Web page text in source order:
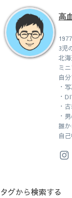
高
3児
北
ミ
自
・
・
・
・
誰
自
タグから検索する